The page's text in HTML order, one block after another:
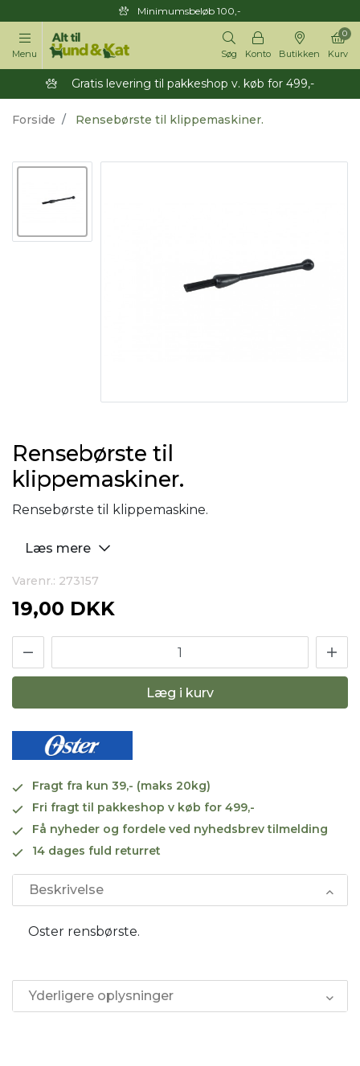
Minimumsbeløb 100,-
Menu Søg Konto Butikken Kurv
0
Gratis levering til pakkeshop v. køb for 499,-
Forside Rensebørste til klippemaskiner.
Rensebørste til
klippemaskiner.
Rensebørste til klippemaskine.
Læs mere
Varenr.: 273157
19,00 DKK
Læg i kurv
Fragt fra kun 39,- (maks 20kg)
Fri fragt til pakkeshop v køb for 499,-
Få nyheder og fordele ved nyhedsbrev tilmelding
14 dages fuld returret
Beskrivelse
Oster rensbørste.
Yderligere oplysninger